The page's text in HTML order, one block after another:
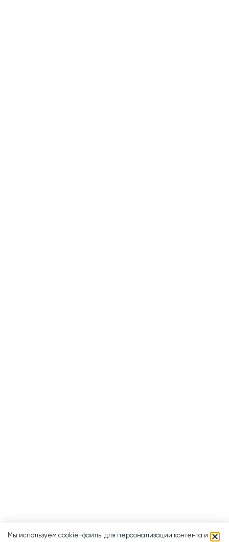
Мы используем cookie-файлы для персонализации контента и